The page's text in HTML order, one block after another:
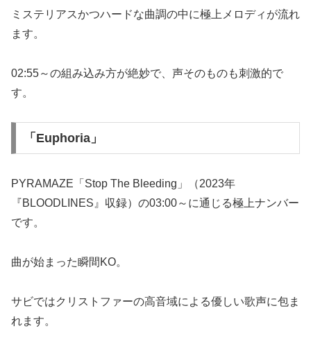
ミステリアスかつハードな曲調の中に極上メロディが流れ
ます。
02:55～の組み込み方が絶妙で、声そのものも刺激的で
す。
「Euphoria」
PYRAMAZE「Stop The Bleeding」（2023年
『BLOODLINES』収録）の03:00～に通じる極上ナンバー
です。
曲が始まった瞬間KO。
サビではクリストファーの高音域による優しい歌声に包ま
れます。